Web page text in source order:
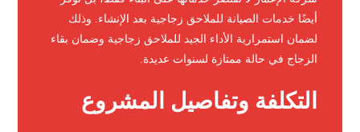
أيضًا خدمات الصيانة للملاحق زجاجية بعد الإنشاء. وذلك
لضمان استمرارية الأداء الجيد للملاحق زجاجية وضمان بقاء
الزجاج في حالة ممتازة لسنوات عديدة.
التكلفة وتفاصيل المشروع